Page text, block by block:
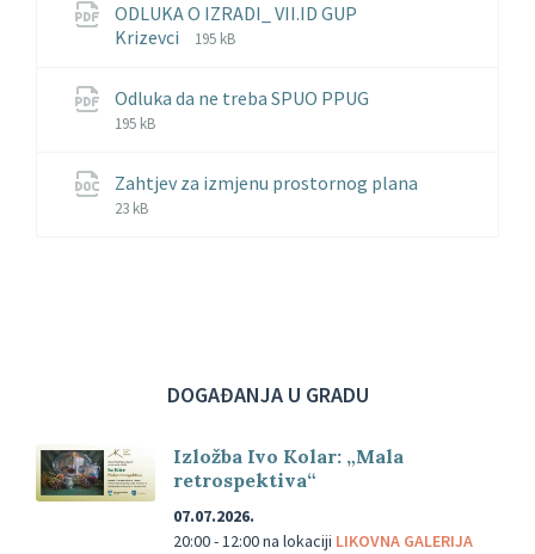
ODLUKA O IZRADI_ VII.ID GUP
Krizevci
File
File
195 kB
Odluka da ne treba SPUO PPUG
195 kB
Zahtjev za izmjenu prostornog plana
File
File
23 kB
DOGAĐANJA U GRADU
Izložba Ivo Kolar: „Mala
retrospektiva“
07.07.2026.
20:00 - 12:00na lokaciji LIKOVNA GALERIJA